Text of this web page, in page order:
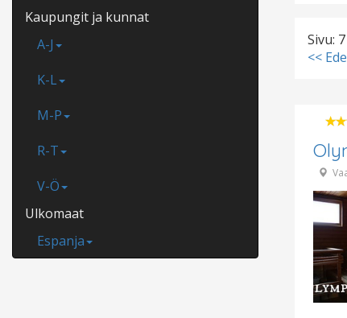
Kaupungit ja kunnat
A-J
K-L
M-P
R-T
V-Ö
Ulkomaat
Espanja
Sivu:
<<